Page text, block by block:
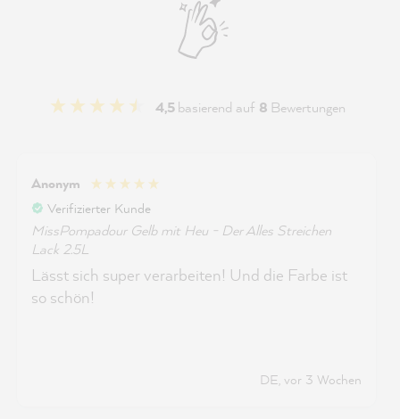
4,5basierend auf 8 Bewertungen
Anonym
Verifizierter Kunde
MissPompadour Gelb mit Heu - Der Alles Streichen
Lack 2.5L
Lässt sich super verarbeiten! Und die Farbe ist
so schön!
DE, vor 3 Wochen